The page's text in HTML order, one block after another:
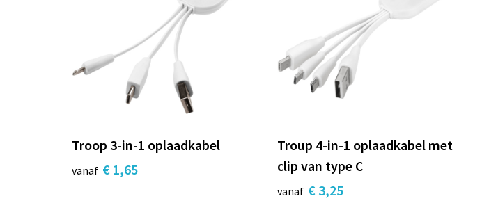
Troop 3-in-1 oplaadkabel
vanaf € 1,65
Troup 4-in-1 oplaadkabel met
clip van type C
vanaf € 3,25